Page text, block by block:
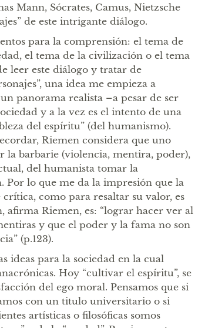
Mann, Sócrates, Camus, Nietzsche
de este intrigante diálogo.
para la comprensión: el tema de
el tema de la civilización o el tema
leer este diálogo y tratar de
una idea me empieza a
panorama realista –a pesar de ser
y a la vez es el intento de una
del espíritu” (del humanismo).
Riemen considera que uno
la barbarie (violencia, mentira, poder),
del humanista tomar la
Por lo que me da la impresión que la
como para resaltar su valor, es
Riemen, es: “lograr hacer ver al
y que el poder y la fama no son
(p.123).
ideas para la sociedad en la cual
Hoy “cultivar el espíritu”, se
del ego moral. Pensamos que si
con un titulo universitario o si
artísticas o filosóficas somos